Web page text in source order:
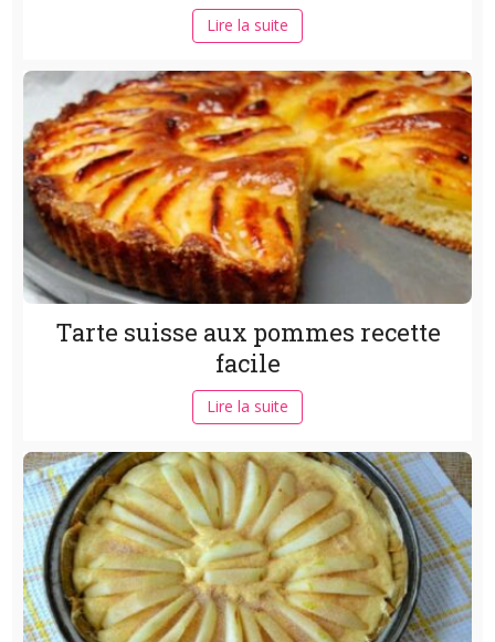
Lire la suite
Tarte suisse aux pommes recette
facile
Lire la suite